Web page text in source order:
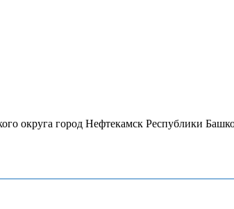
округа город Нефтекамск Республики